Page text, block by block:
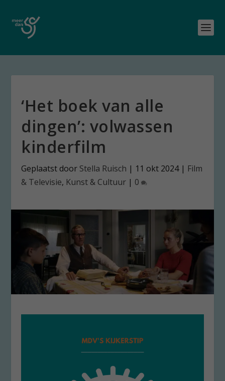
‘Het boek van alle
dingen’: volwassen
kinderfilm
Geplaatst door Stella Ruisch | 11 okt 2024| Film
& Televisie, Kunst & Cultuur | 0